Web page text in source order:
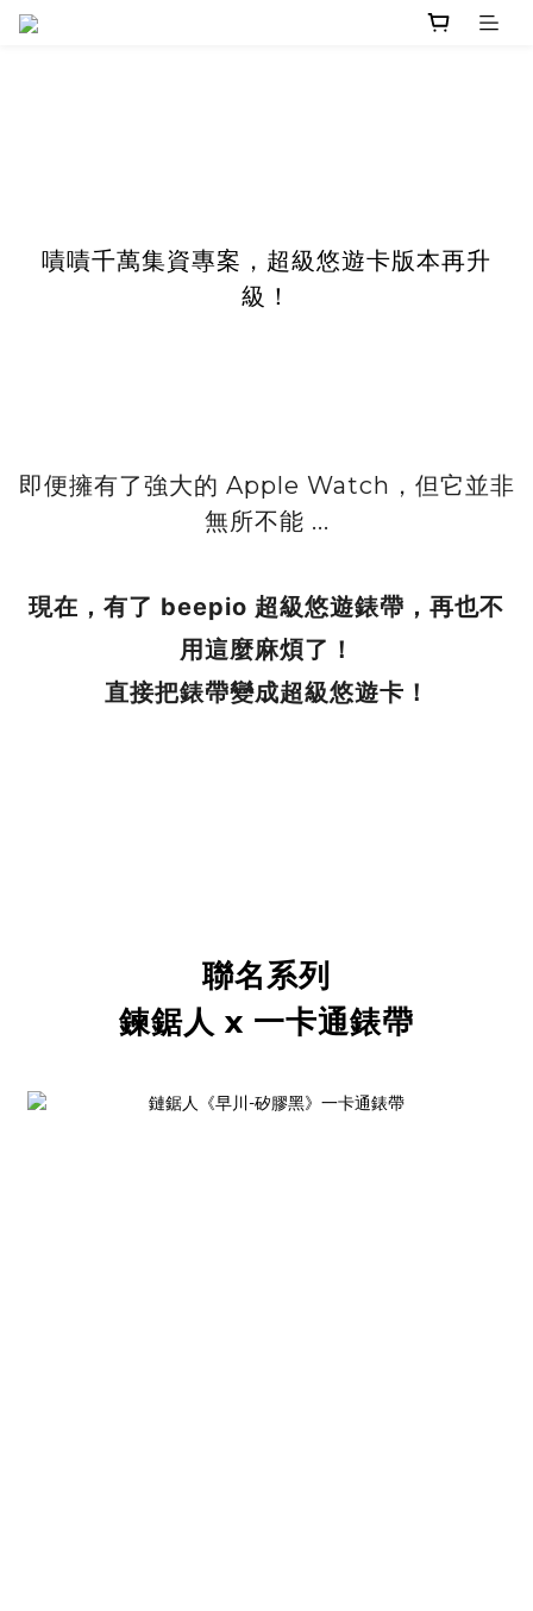
嘖嘖千萬集資專案，超級悠遊卡版本再升
級！
即便擁有了強大的 Apple Watch，但它並非
無所不能 ...
現在，有了 beepio 超級悠遊錶帶，再也不
用這麼麻煩了！
直接把錶帶變成超級悠遊卡！
聯名系列
鍊鋸人 x 一卡通錶帶